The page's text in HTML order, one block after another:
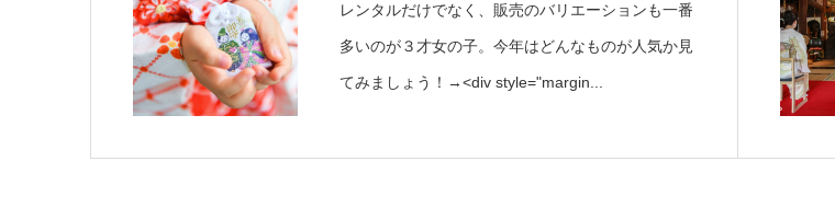
レンタルだけでなく、販売のバリエーションも一番
多いのが３才女の子。今年はどんなものが人気か見
てみましょう！→<div style="margin...